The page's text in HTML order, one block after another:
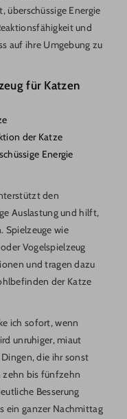
überschüssige Energie
und
auf ihre Umgebung zu
für Katzen
der Katze
Energie
den
Auslastung und hilft,
Spielzeuge wie
Vogelspielzeug
und tragen dazu
der Katze
ich sofort, wenn
unruhiger, miaut
die ihr sonst
zehn bis fünfzehn
Besserung
ein ganzer Nachmittag